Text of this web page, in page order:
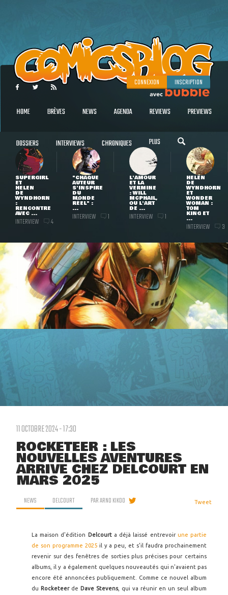
CONNEXION INSCRIPTION
HOME BRÈVES NEWS AGENDA REVIEWS PREVIEWS
DOSSIERS INTERVIEWS CHRONIQUES PLUS
SUPERGIRL
ET
HELEN
DE
WYNDHORN
:
RENCONTRE
AVEC ...
INTERVIEW 4
"CHAQUE
AUTEUR
S'INSPIRE
DU
MONDE
RÉEL" :
...
INTERVIEW 1
L'AMOUR
ET LA
VERMINE
: WILL
MCPHAIL,
OU L'ART
DE ...
INTERVIEW 1
HELEN
DE
WYNDHORN
ET
WONDER
WOMAN :
TOM
KING ET
...
INTERVIEW 3
11 OCTOBRE 2024 - 17:30
ROCKETEER : LES
NOUVELLES AVENTURES
ARRIVE CHEZ DELCOURT EN
MARS 2025
NEWS DELCOURT PARARNO KIKOO Tweet
La maison d'édition Delcourt a déjà laissé entrevoir une partie
de son programme 2025il y a peu, et s'il faudra prochainement
revenir sur des fenêtres de sorties plus précises pour certains
albums, il y a également quelques nouveautés qui n'avaient pas
encore été annoncées publiquement. Comme ce nouvel album
du Rocketeer de Dave Stevens, qui va réunir en un seul album